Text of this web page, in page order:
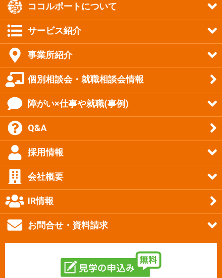
ココルポートについて
サービス紹介
事業所紹介
個別相談会・就職相談会情報
障がい×仕事や就職(事例)
Q&A
採用情報
会社概要
IR情報
お問合せ・資料請求